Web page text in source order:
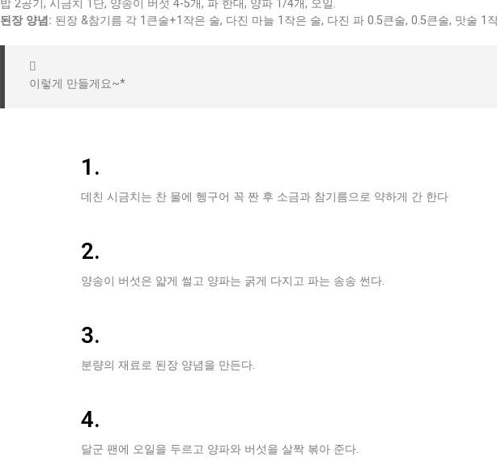
밥 2공기, 시금치 1단, 양송이 버섯 4-5개, 파 한대, 양파 1/4개, 오일.
된장 양념: 된장 &참기름 각 1큰술+1작은 술, 다진 마늘 1작은 술, 다진 파 0.5큰술, 0.5큰술, 맛술 1
이렇게 만들게요~*
1.
데친 시금치는 찬 물에 헹구어 꼭 짠 후 소금과 참기름으로 약하게 간 한다
2.
양송이 버섯은 얇게 썰고 양파는 굵게 다지고 파는 송송 썬다.
3.
분량의 재료로 된장 양념을 만든다.
4.
달군 팬에 오일을 두르고 양파와 버섯을 살짝 볶아 준다.